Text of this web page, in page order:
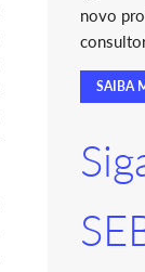
novo
SAIBA